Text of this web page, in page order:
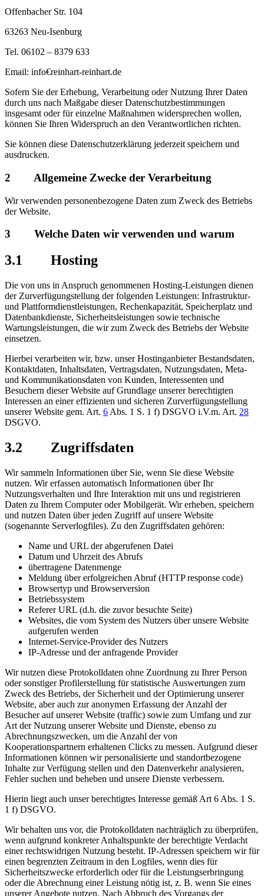
Offenbacher Str. 104
63263 Neu-Isenburg
Tel. 06102 – 8379 633
Email: info€reinhart-reinhart.de
Sofern Sie der Erhebung, Verarbeitung oder Nutzung Ihrer Daten
durch uns nach Maßgabe dieser Datenschutzbestimmungen
insgesamt oder für einzelne Maßnahmen widersprechen wollen,
können Sie Ihren Widerspruch an den Verantwortlichen richten.
Sie können diese Datenschutzerklärung jederzeit speichern und
ausdrucken.
2 Allgemeine Zwecke der Verarbeitung
Wir verwenden personenbezogene Daten zum Zweck des Betriebs
der Website.
3 Welche Daten wir verwenden und warum
3.1 Hosting
Die von uns in Anspruch genommenen Hosting-Leistungen dienen
der Zurverfügungstellung der folgenden Leistungen: Infrastruktur-
und Plattformdienstleistungen, Rechenkapazität, Speicherplatz und
Datenbankdienste, Sicherheitsleistungen sowie technische
Wartungsleistungen, die wir zum Zweck des Betriebs der Website
einsetzen.
Hierbei verarbeiten wir, bzw. unser Hostinganbieter Bestandsdaten,
Kontaktdaten, Inhaltsdaten, Vertragsdaten, Nutzungsdaten, Meta-
und Kommunikationsdaten von Kunden, Interessenten und
Besuchern dieser Website auf Grundlage unserer berechtigten
Interessen an einer effizienten und sicheren Zurverfügungstellung
unserer Website gem. Art. 6 Abs. 1 S. 1 f) DSGVO i.V.m. Art. 28
DSGVO.
3.2 Zugriffsdaten
Wir sammeln Informationen über Sie, wenn Sie diese Website
nutzen. Wir erfassen automatisch Informationen über Ihr
Nutzungsverhalten und Ihre Interaktion mit uns und registrieren
Daten zu Ihrem Computer oder Mobilgerät. Wir erheben, speichern
und nutzen Daten über jeden Zugriff auf unsere Website
(sogenannte Serverlogfiles). Zu den Zugriffsdaten gehören:
Name und URL der abgerufenen Datei
Datum und Uhrzeit des Abrufs
übertragene Datenmenge
Meldung über erfolgreichen Abruf (HTTP response code)
Browsertyp und Browserversion
Betriebssystem
Referer URL (d.h. die zuvor besuchte Seite)
Websites, die vom System des Nutzers über unsere Website
aufgerufen werden
Internet-Service-Provider des Nutzers
IP-Adresse und der anfragende Provider
Wir nutzen diese Protokolldaten ohne Zuordnung zu Ihrer Person
oder sonstiger Profilerstellung für statistische Auswertungen zum
Zweck des Betriebs, der Sicherheit und der Optimierung unserer
Website, aber auch zur anonymen Erfassung der Anzahl der
Besucher auf unserer Website (traffic) sowie zum Umfang und zur
Art der Nutzung unserer Website und Dienste, ebenso zu
Abrechnungszwecken, um die Anzahl der von
Kooperationspartnern erhaltenen Clicks zu messen. Aufgrund dieser
Informationen können wir personalisierte und standortbezogene
Inhalte zur Verfügung stellen und den Datenverkehr analysieren,
Fehler suchen und beheben und unsere Dienste verbessern.
Hierin liegt auch unser berechtigtes Interesse gemäß Art 6 Abs. 1 S.
1 f) DSGVO.
Wir behalten uns vor, die Protokolldaten nachträglich zu überprüfen,
wenn aufgrund konkreter Anhaltspunkte der berechtigte Verdacht
einer rechtswidrigen Nutzung besteht. IP-Adressen speichern wir für
einen begrenzten Zeitraum in den Logfiles, wenn dies für
Sicherheitszwecke erforderlich oder für die Leistungserbringung
oder die Abrechnung einer Leistung nötig ist, z. B. wenn Sie eines
unserer Angebote nutzen. Nach Abbruch des Vorgangs der